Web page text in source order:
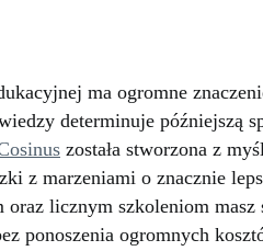
ma ogromne
determinuje późniejszą
została stworzona z
z marzeniami o znacznie
oraz licznym szkoleniom masz
ponoszenia ogromnych